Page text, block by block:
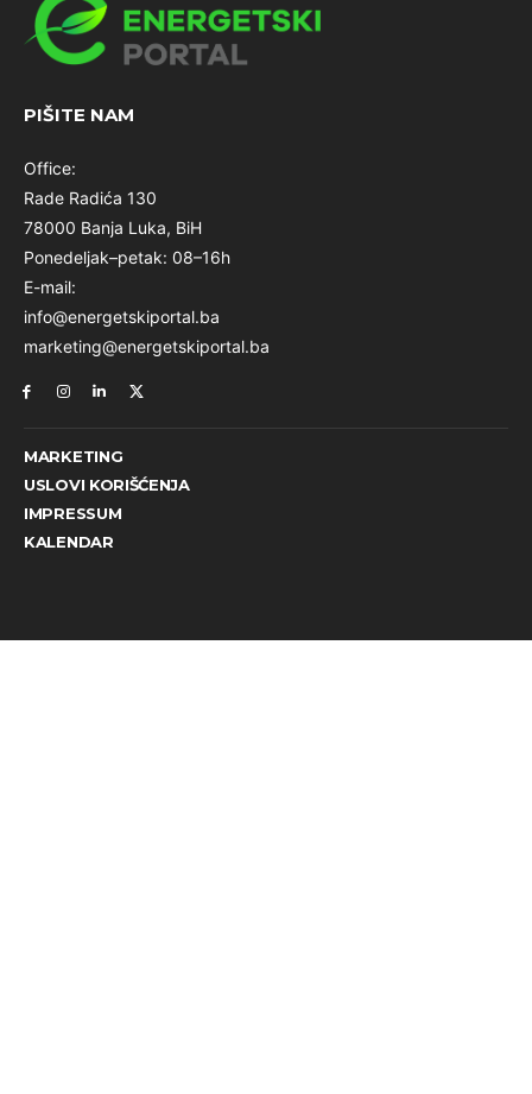
PIŠITE NAM
Office:
Rade Radića 130
78000 Banja Luka, BiH
Ponedeljak–petak: 08–16h
E-mail:
info@energetskiportal.ba
marketing@energetskiportal.ba
MARKETING
USLOVI KORIŠĆENJA
IMPRESSUM
KALENDAR